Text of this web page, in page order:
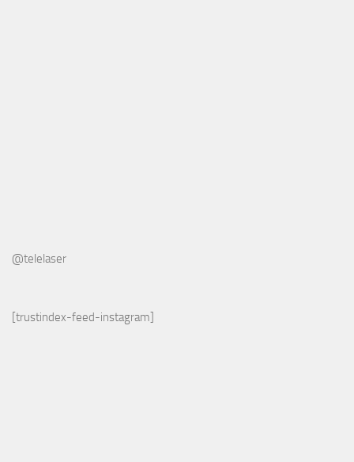
@telelaser
[trustindex-feed-instagram]